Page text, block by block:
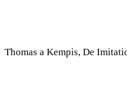
Thomas a Kempis, De